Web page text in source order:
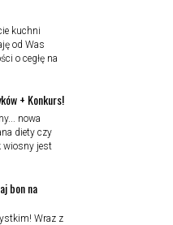
kuchni
od Was
o cegłę na
+ Konkurs!
nowa
diety czy
wiosny jest
bon na
Wraz z